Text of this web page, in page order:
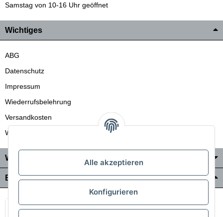
Samstag von 10-16 Uhr geöffnet
Wichtiges
ABG
Datenschutz
Impressum
Wiederrufsbelehrung
Versandkosten
Wir liefern auch in die Schweiz
Wo Sie uns finden
Bezahlung & Versand
Alle akzeptieren
Konfigurieren